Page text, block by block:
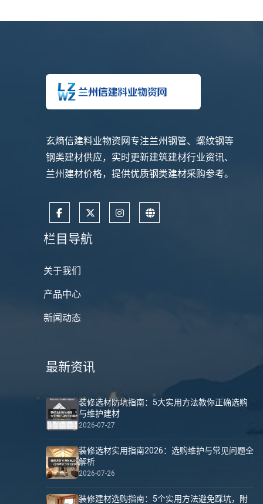
玄熵信建料业物资网专注兰州钢管、螺纹钢等
钢类建材供应，实时更新建筑建材行业资讯、
兰州建材价格，提供优质钢类建材采购参考。
栏目导航
关于我们
产品中心
新闻动态
最新资讯
装修选材防坑指南：5大实用方法教你正确选购
与维护建材
2026-07-27
装修选材实用指南2026：选购维护与常见问题全
解析
2026-07-26
装修建材选购指南：5个实用方法避免踩坑，附